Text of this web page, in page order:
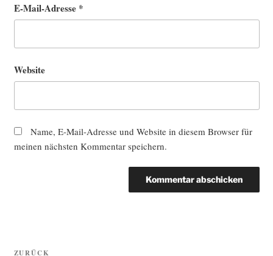
E-Mail-Adresse *
Website
Name, E-Mail-Adresse und Website in diesem Browser für
meinen nächsten Kommentar speichern.
Beitragsnavigation
ZURÜCK